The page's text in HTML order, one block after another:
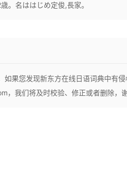
。名ははじめ定俊,長家。
如果您发现新东方在线日语词典中有
，我们将及时校验、修正或者删除，